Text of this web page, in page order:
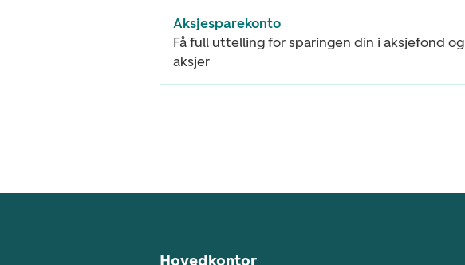
Aksjesparekonto
Få full uttelling for sparingen din i aksjefond og
aksjer
Hovedkontor